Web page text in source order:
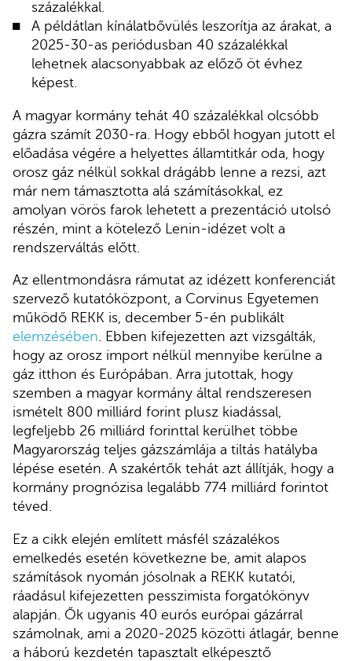
százalékkal.
A példátlan kínálatbővülés leszorítja az árakat, a
2025-30-as periódusban 40 százalékkal
lehetnek alacsonyabbak az előző öt évhez
képest.
A magyar kormány tehát 40 százalékkal olcsóbb
gázra számít 2030-ra. Hogy ebből hogyan jutott el
előadása végére a helyettes államtitkár oda, hogy
orosz gáz nélkül sokkal drágább lenne a rezsi, azt
már nem támasztotta alá számításokkal, ez
amolyan vörös farok lehetett a prezentáció utolsó
részén, mint a kötelező Lenin-idézet volt a
rendszerváltás előtt.
Az ellentmondásra rámutat az idézett konferenciát
szervező kutatóközpont, a Corvinus Egyetemen
működő REKK is, december 5-én publikált
elemzésében. Ebben kifejezetten azt vizsgálták,
hogy az orosz import nélkül mennyibe kerülne a
gáz itthon és Európában. Arra jutottak, hogy
szemben a magyar kormány által rendszeresen
ismételt 800 milliárd forint plusz kiadással,
legfeljebb 26 milliárd forinttal kerülhet többe
Magyarország teljes gázszámlája a tiltás hatályba
lépése esetén. A szakértők tehát azt állítják, hogy a
kormány prognózisa legalább 774 milliárd forintot
téved.
Ez a cikk elején említett másfél százalékos
emelkedés esetén következne be, amit alapos
számítások nyomán jósolnak a REKK kutatói,
ráadásul kifejezetten pesszimista forgatókönyv
alapján. Ők ugyanis 40 eurós európai gázárral
számolnak, ami a 2020-2025 közötti átlagár, benne
a háború kezdetén tapasztalt elképesztő